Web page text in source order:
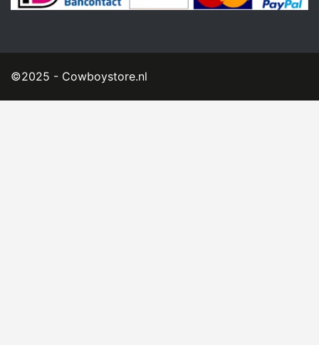
©2025 - Cowboystore.nl